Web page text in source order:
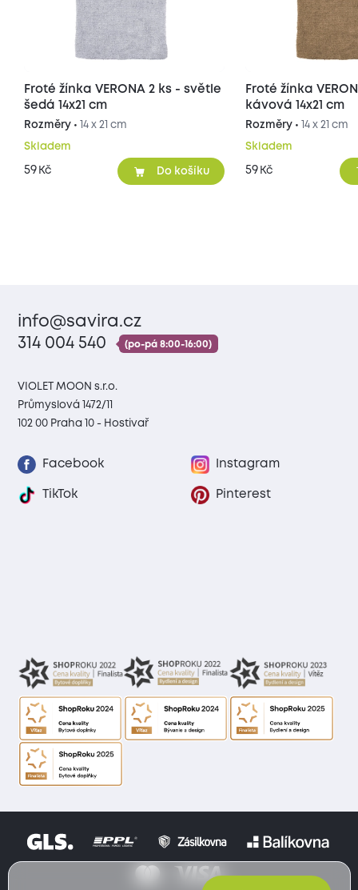
Froté žínka VERONA 2 ks - světle
šedá 14x21 cm
Rozměry • 14 x 21 cm
Skladem
59 Kč Do košíku
Froté žínka
kávová 14x21 cm
Rozměry • 14 x 21 cm
Skladem
59 Kč
info@savira.cz
314 004 540
(po-pá 8:00-16:00)
VIOLET MOON s.r.o.
Průmyslová 1472/11
102 00 Praha 10 - Hostivař
Facebook Instagram
TikTok Pinterest